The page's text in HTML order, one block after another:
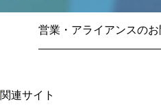
営業・アライアンスの
関連サイト